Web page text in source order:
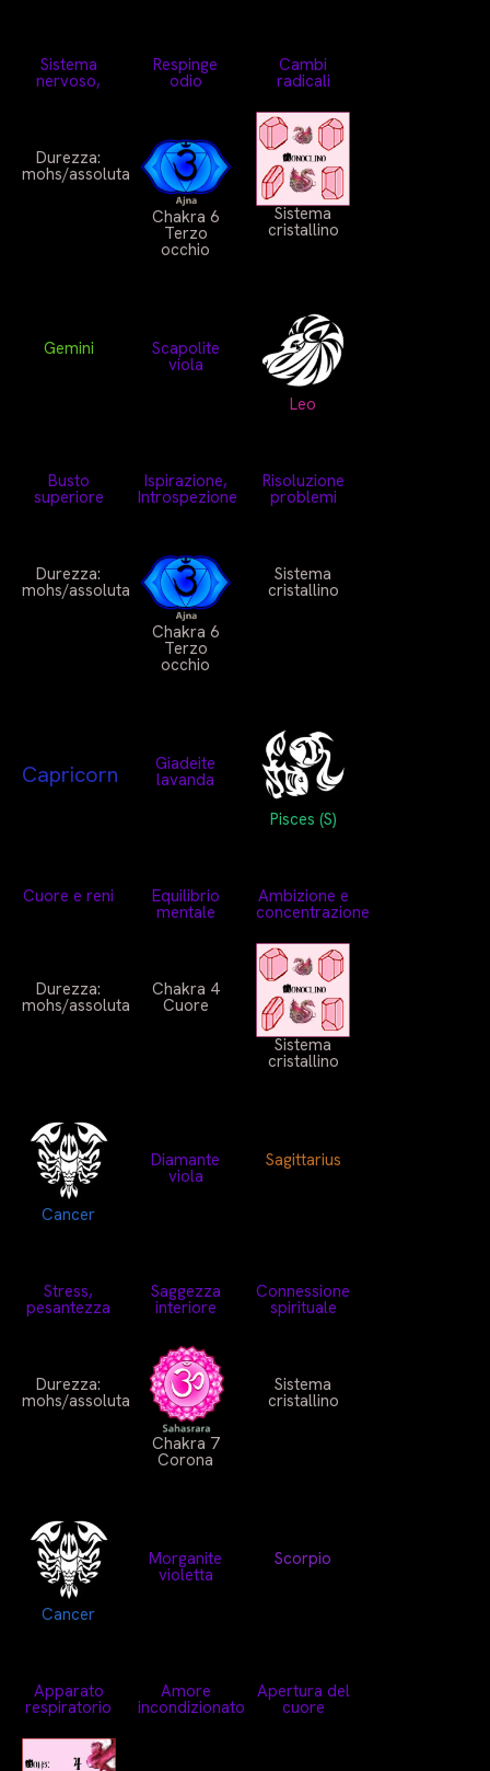
Sistema
nervoso,
Respinge
odio
Cambi
radicali
Durezza:
mohs/assoluta
Chakra 6
Terzo
occhio
Sistema
cristallino
Gemini Scapolite
viola
Leo
Busto
superiore
Ispirazione,
Introspezione
Risoluzione
problemi
Durezza:
mohs/assoluta
Chakra 6
Terzo
occhio
Sistema
cristallino
Capricorn Giadeite
lavanda
Pisces (S)
Cuore e reni Equilibrio
mentale
Ambizione e
concentrazione
Durezza:
mohs/assoluta
Chakra 4
Cuore
Sistema
cristallino
Cancer
Diamante
viola
Sagittarius
Stress,
pesantezza
Saggezza
interiore
Connessione
spirituale
Durezza:
mohs/assoluta
Chakra 7
Corona
Sistema
cristallino
Cancer
Morganite
violetta
Scorpio
Apparato
respiratorio
Amore
incondizionato
Apertura del
cuore